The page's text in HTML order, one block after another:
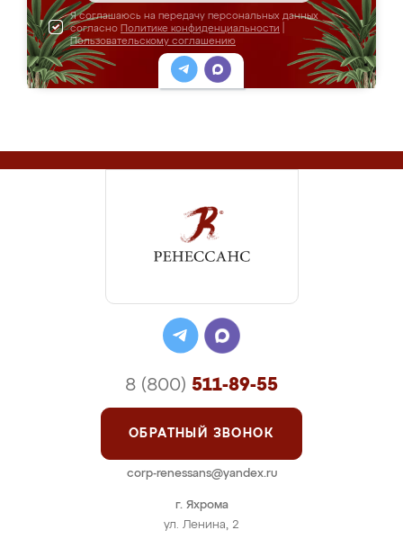
Я соглашаюсь на передачу персональных данных
согласно Политике конфиденциальности
Пользовательскому соглашению
г. Яхрома
ул. Ленина, 2
8 (800) 511-89-55
ОБРАТНЫЙ ЗВОНОК
corp-renessans@yandex.ru